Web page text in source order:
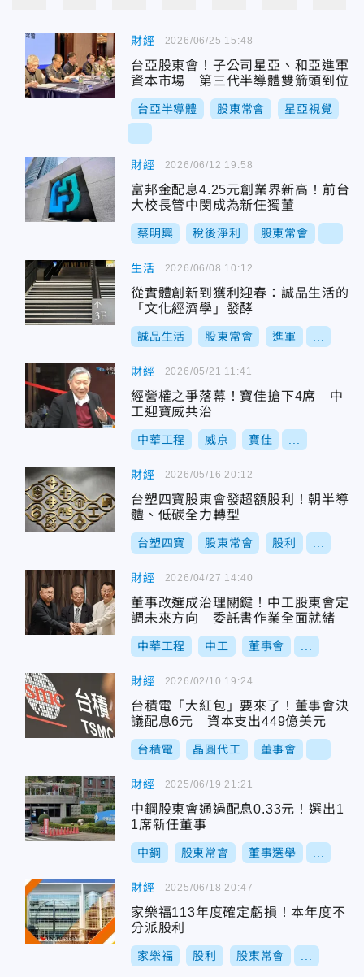
財經
台亞股東會！子公司星亞、和亞進軍
資本市場 第三代半導體雙箭頭到位
台亞半導體 股東常會 星亞視覺
2026/06/25 15:48
財經
富邦金配息4.25元創業界新高！前台
大校長管中閔成為新任獨董
蔡明興 稅後淨利 股東常會
2026/06/12 19:58
生活
從實體創新到獲利迎春：誠品生活的
「文化經濟學」發酵
誠品生活 股東常會 進軍
2026/06/08 10:12
財經
經營權之爭落幕！寶佳搶下4席 中
工迎寶威共治
中華工程 威京 寶佳
2026/05/21 11:41
財經
台塑四寶股東會發超額股利！朝半導
體、低碳全力轉型
台塑四寶 股東常會 股利
2026/05/16 20:12
財經
董事改選成治理關鍵！中工股東會定
調未來方向 委託書作業全面就緒
中華工程 中工 董事會
2026/04/27 14:40
財經
台積電「大紅包」要來了！董事會決
議配息6元 資本支出449億美元
台積電 晶圓代工 董事會
2026/02/10 19:24
財經
中鋼股東會通過配息0.33元！選出1
1席新任董事
中鋼 股東常會 董事選舉
2025/06/19 21:21
財經
家樂福113年度確定虧損！本年度不
分派股利
家樂福 股利 股東常會
2025/06/18 20:47